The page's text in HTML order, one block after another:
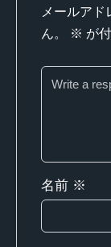
メールア
ん。
※ が
名前 ※